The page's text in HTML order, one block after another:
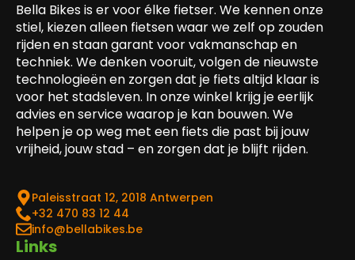
Bella Bikes is er voor élke fietser. We kennen onze
stiel, kiezen alleen fietsen waar we zelf op zouden
rijden en staan garant voor vakmanschap en
techniek. We denken vooruit, volgen de nieuwste
technologieën en zorgen dat je fiets altijd klaar is
voor het stadsleven. In onze winkel krijg je eerlijk
advies en service waarop je kan bouwen. We
helpen je op weg met een fiets die past bij jouw
vrijheid, jouw stad – en zorgen dat je blijft rijden.
Paleisstraat 12, 2018 Antwerpen
‎+32 470 83 12 44
info@bellabikes.be
Links